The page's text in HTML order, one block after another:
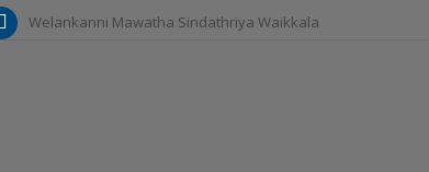
Welankanni Mawatha Sindathriya Waikkala